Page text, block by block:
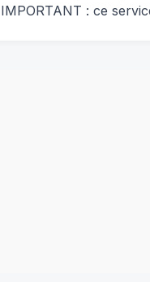
IMPORTANT : ce